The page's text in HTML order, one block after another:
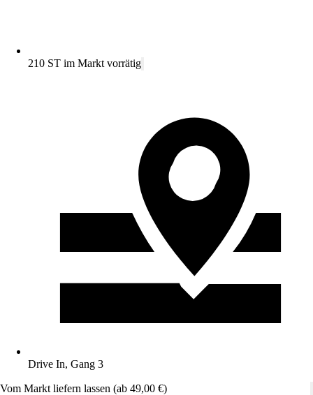
210 ST im Markt vorrätig
Drive In, Gang 3
Vom Markt liefern lassen (ab 49,00 €)